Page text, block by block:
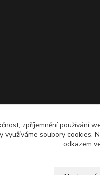
zpříjemnění používání
využíváme soubory cookies.
odkazem